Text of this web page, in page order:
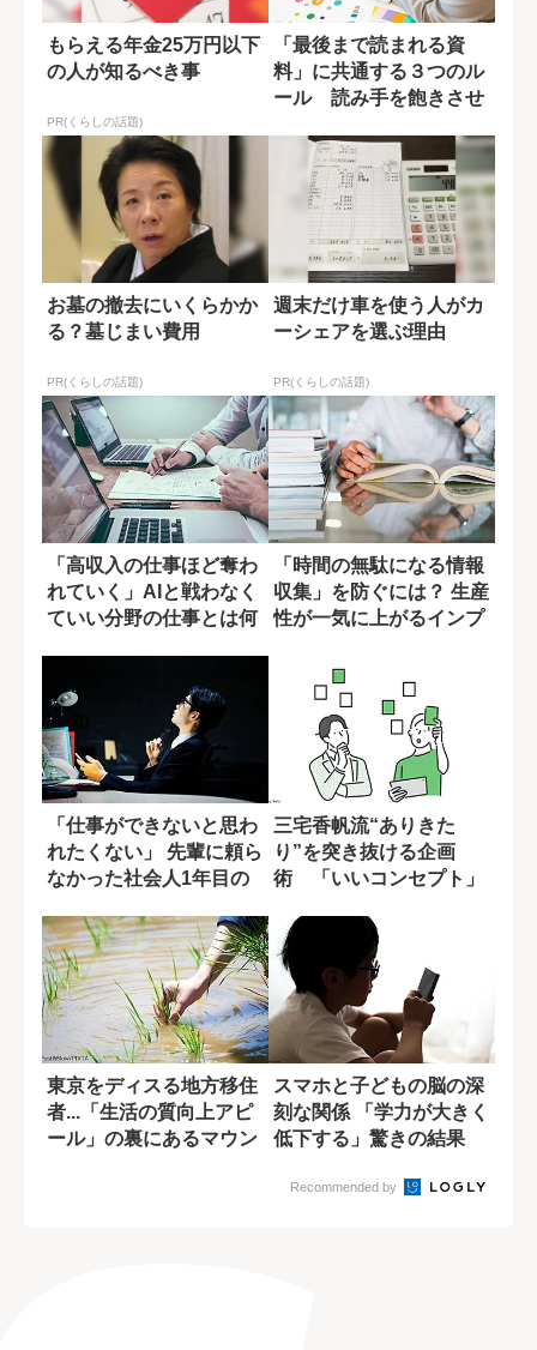
もらえる年金25万円以下
の人が知るべき事
PR(くらしの話題)
「最後まで読まれる資
料」に共通する３つのル
ール 読み手を飽きさせ
お墓の撤去にいくらかか
る？墓じまい費用
PR(くらしの話題)
週末だけ車を使う人がカ
ーシェアを選ぶ理由
PR(くらしの話題)
「高収入の仕事ほど奪わ
れていく」AIと戦わなく
ていい分野の仕事とは何
「時間の無駄になる情報
収集」を防ぐには？ 生産
性が一気に上がるインプ
「仕事ができないと思わ
れたくない」 先輩に頼ら
なかった社会人1年目の
三宅香帆流“ありきた
り”を突き抜ける企画
術 「いいコンセプト」
東京をディスる地方移住
者...「生活の質向上アピ
ール」の裏にあるマウン
スマホと子どもの脳の深
刻な関係 「学力が大きく
低下する」驚きの結果
Recommended by